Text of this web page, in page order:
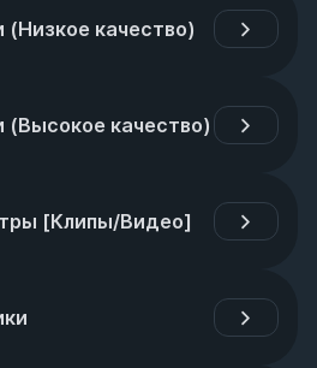
(Низкое качество)
(Высокое качество)
[Клипы/Видео]